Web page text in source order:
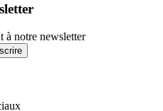
à notre newsletter